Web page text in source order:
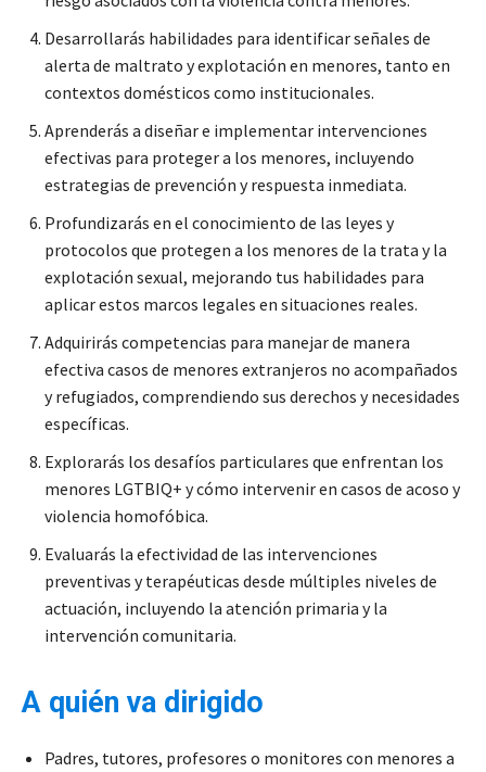
Desarrollarás habilidades para identificar señales de
alerta de maltrato y explotación en menores, tanto en
contextos domésticos como institucionales.
Aprenderás a diseñar e implementar intervenciones
efectivas para proteger a los menores, incluyendo
estrategias de prevención y respuesta inmediata.
Profundizarás en el conocimiento de las leyes y
protocolos que protegen a los menores de la trata y la
explotación sexual, mejorando tus habilidades para
aplicar estos marcos legales en situaciones reales.
Adquirirás competencias para manejar de manera
efectiva casos de menores extranjeros no acompañados
y refugiados, comprendiendo sus derechos y necesidades
específicas.
Explorarás los desafíos particulares que enfrentan los
menores LGTBIQ+ y cómo intervenir en casos de acoso y
violencia homofóbica.
Evaluarás la efectividad de las intervenciones
preventivas y terapéuticas desde múltiples niveles de
actuación, incluyendo la atención primaria y la
intervención comunitaria.
A quién va dirigido
Padres, tutores, profesores o monitores con menores a